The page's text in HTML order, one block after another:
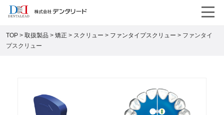
TOP> 取扱製品> 矯正 > スクリュー > ファンタイプスクリュー > ファンタイ
プスクリュー